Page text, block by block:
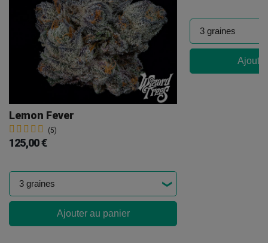
Lemon Fever
(5)
125,00 €
Ajouter au panier